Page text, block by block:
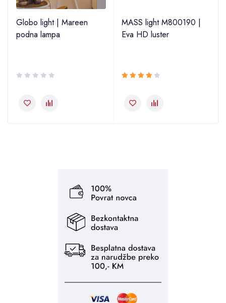
Globo light | Mareen
podna lampa
MASS light M800190 |
Eva HD luster
4.00
od 5